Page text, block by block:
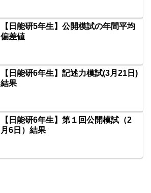
【日能研5年生】公開模試の年間平均
偏差値
【日能研6年生】記述力模試(3月21日)
結果
【日能研6年生】第１回公開模試（2
月6日）結果